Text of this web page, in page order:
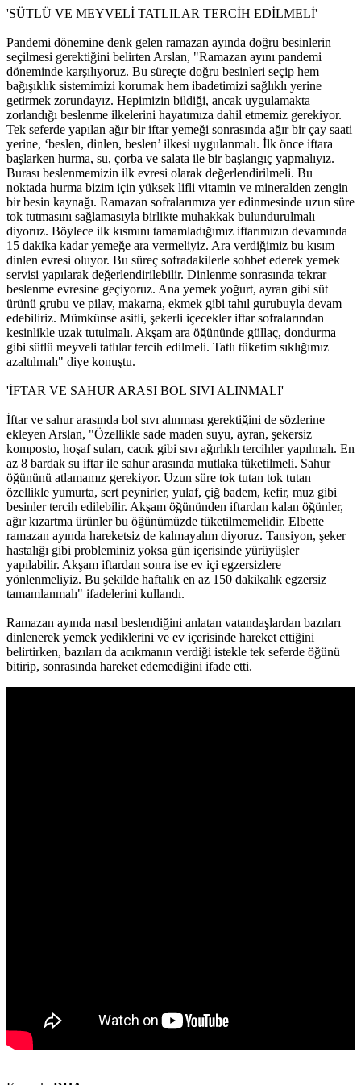
'SÜTLÜ VE MEYVELİ TATLILAR TERCİH EDİLMELİ'
Pandemi dönemine denk gelen ramazan ayında doğru besinlerin
seçilmesi gerektiğini belirten Arslan, "Ramazan ayını pandemi
döneminde karşılıyoruz. Bu süreçte doğru besinleri seçip hem
bağışıklık sistemimizi korumak hem ibadetimizi sağlıklı yerine
getirmek zorundayız. Hepimizin bildiği, ancak uygulamakta
zorlandığı beslenme ilkelerini hayatımıza dahil etmemiz gerekiyor.
Tek seferde yapılan ağır bir iftar yemeği sonrasında ağır bir çay saati
yerine, ‘beslen, dinlen, beslen’ ilkesi uygulanmalı. İlk önce iftara
başlarken hurma, su, çorba ve salata ile bir başlangıç yapmalıyız.
Burası beslenmemizin ilk evresi olarak değerlendirilmeli. Bu
noktada hurma bizim için yüksek lifli vitamin ve mineralden zengin
bir besin kaynağı. Ramazan sofralarımıza yer edinmesinde uzun süre
tok tutmasını sağlamasıyla birlikte muhakkak bulundurulmalı
diyoruz. Böylece ilk kısmını tamamladığımız iftarımızın devamında
15 dakika kadar yemeğe ara vermeliyiz. Ara verdiğimiz bu kısım
dinlen evresi oluyor. Bu süreç sofradakilerle sohbet ederek yemek
servisi yapılarak değerlendirilebilir. Dinlenme sonrasında tekrar
beslenme evresine geçiyoruz. Ana yemek yoğurt, ayran gibi süt
ürünü grubu ve pilav, makarna, ekmek gibi tahıl gurubuyla devam
edebiliriz. Mümkünse asitli, şekerli içecekler iftar sofralarından
kesinlikle uzak tutulmalı. Akşam ara öğününde güllaç, dondurma
gibi sütlü meyveli tatlılar tercih edilmeli. Tatlı tüketim sıklığımız
azaltılmalı" diye konuştu.
'İFTAR VE SAHUR ARASI BOL SIVI ALINMALI'
İftar ve sahur arasında bol sıvı alınması gerektiğini de sözlerine
ekleyen Arslan, "Özellikle sade maden suyu, ayran, şekersiz
komposto, hoşaf suları, cacık gibi sıvı ağırlıklı tercihler yapılmalı. En
az 8 bardak su iftar ile sahur arasında mutlaka tüketilmeli. Sahur
öğününü atlamamız gerekiyor. Uzun süre tok tutan tok tutan
özellikle yumurta, sert peynirler, yulaf, çiğ badem, kefir, muz gibi
besinler tercih edilebilir. Akşam öğününden iftardan kalan öğünler,
ağır kızartma ürünler bu öğünümüzde tüketilmemelidir. Elbette
ramazan ayında hareketsiz de kalmayalım diyoruz. Tansiyon, şeker
hastalığı gibi probleminiz yoksa gün içerisinde yürüyüşler
yapılabilir. Akşam iftardan sonra ise ev içi egzersizlere
yönlenmeliyiz. Bu şekilde haftalık en az 150 dakikalık egzersiz
tamamlanmalı" ifadelerini kullandı.
Ramazan ayında nasıl beslendiğini anlatan vatandaşlardan bazıları
dinlenerek yemek yediklerini ve ev içerisinde hareket ettiğini
belirtirken, bazıları da acıkmanın verdiği istekle tek seferde öğünü
bitirip, sonrasında hareket edemediğini ifade etti.